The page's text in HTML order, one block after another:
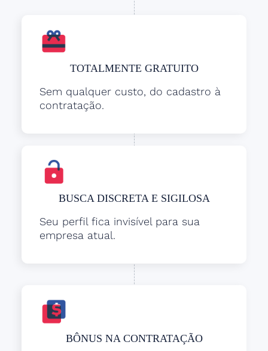
TOTALMENTE GRATUITO
Sem qualquer custo, do cadastro à
contratação.
BUSCA DISCRETA E SIGILOSA
Seu perfil fica invisível para sua
empresa atual.
BÔNUS NA CONTRATAÇÃO